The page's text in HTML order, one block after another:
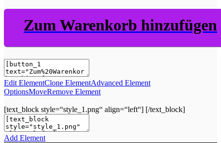
Zum Warenkorb hinzufügen
Edit ElementClone ElementAdvanced Element
OptionsMoveRemove Element
[text_block style=“style_1.png“ align=“left“] [/text_block]
Add Element